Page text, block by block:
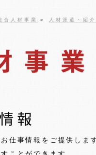
合人材事業 ＞ 人材派遣・紹
仕事情報をご提供しま